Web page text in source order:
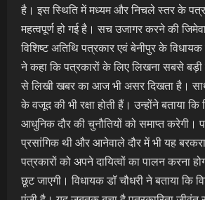
है। इस स्थिति में मध्यम और निचले स्तर के
महत्वपूर्ण हो गई है। सच उजागर करने की
विशिष्ट अतिथि पत्रकार एवं बेनीपुर के विधायक
ने कहा कि पत्रकारों के लिए लिखना सबसे बड़ी
से लिखी खबर का आज भी असर दिखता है।
के वजूद की भी रक्षा होती हैं। उन्होंने बताया कि
आधुनिक दौर की चुनौतियों को समाप्त करेगी।
प्रसांगिक थी और आनेवाले दौर में भी यह
पत्रकारों को अपने दायित्वों का पालन करना
छूट जाएगी। विधायक डॉ चौधरी ने बताया कि